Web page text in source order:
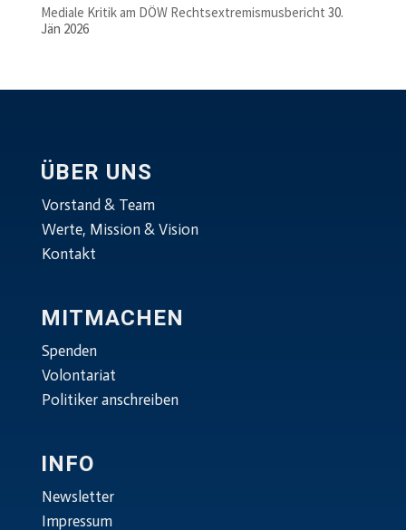
Mediale Kritik am DÖW Rechtsextremismusbericht 30.
Jän 2026
ÜBER UNS
Vorstand & Team
Werte, Mission & Vision
Kontakt
MITMACHEN
Spenden
Volontariat
Politiker anschreiben
INFO
Newsletter
Impressum